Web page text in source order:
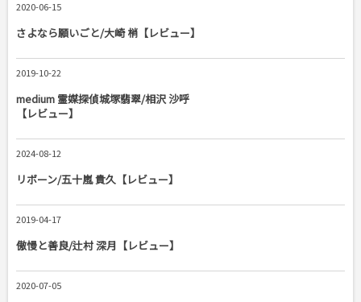
2020-06-15
さよなら願いごと/大崎 梢【レビュー】
2019-10-22
medium 霊媒探偵城塚翡翠/相沢 沙呼
【レビュー】
2024-08-12
リボーン/五十嵐 貴久【レビュー】
2019-04-17
傲慢と善良/辻村 深月【レビュー】
2020-07-05